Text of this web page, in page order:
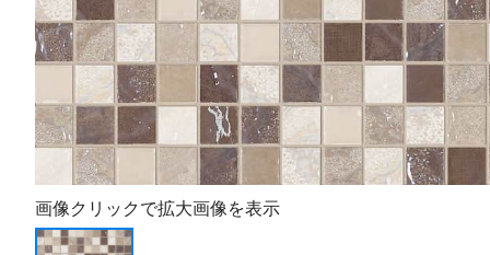
画像クリックで拡大画像を表示